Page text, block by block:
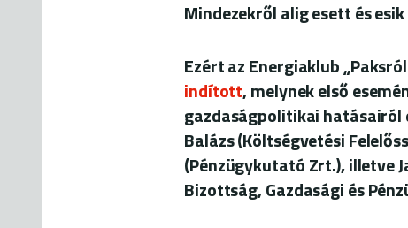
Mindezekről alig esett és
Ezért az Energiaklub
indított, melynek első
gazdaságpolitikai hatásairól
Balázs (Költségvetési
(Pénzügykutató Zrt.), illetve
Bizottság, Gazdasági és